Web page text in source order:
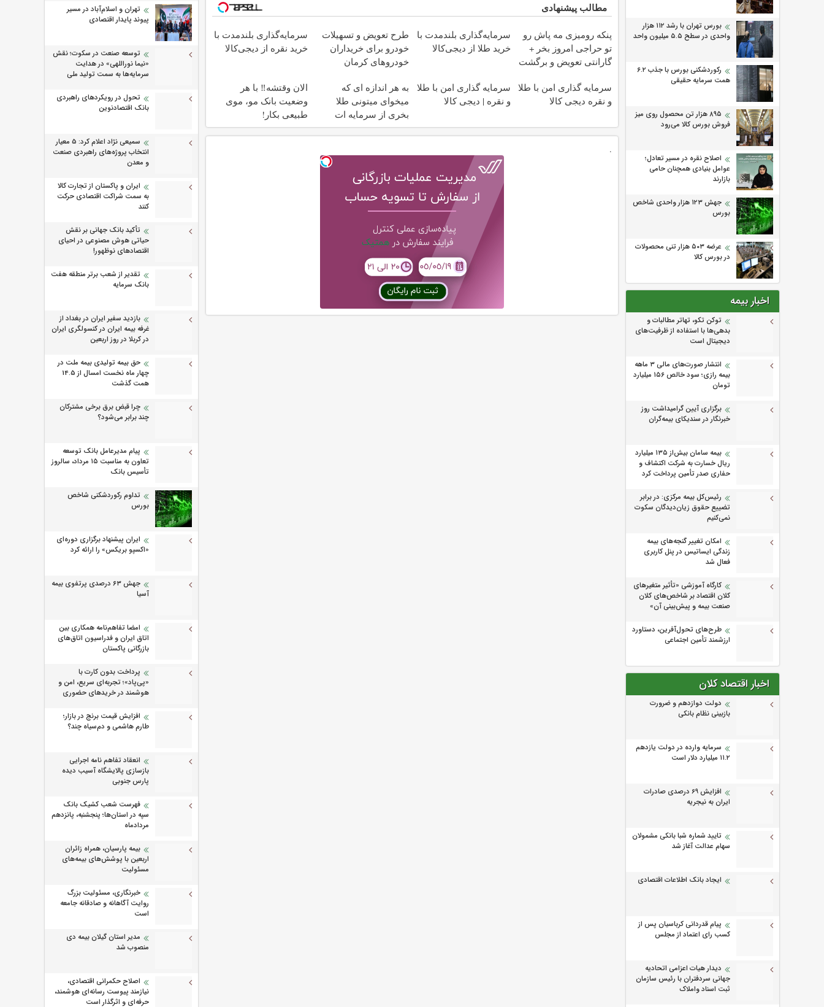
بورس تهران با رشد ۱۱۲ هزار
واحدی در سطح ۵.۵ میلیون واحد
رکوردشکنی بورس با جذب ۶.۲
همت سرمایه حقیقی
۸۹۵ هزار تن محصول روی میز
فروش بورس کالا می‌‌رود
اصلاح نقره در مسیر تعادل؛
عوامل بنیادی همچنان حامی
بازارند
جهش ۱۲۳ هزار واحدی شاخص
بورس
عرضه ۵۰۳ هزار تنی محصولات
در بورس کالا
اخبار بیمه
توکن تکو، تهاتر مطالبات و
بدهی‌ها با استفاده از ظرفیت‌های
دیجیتال است
انتشار صورت‌های مالی ۳ ماهه
بیمه رازی؛ سود خالص ۱۵۶ میلیارد
تومان
برگزاری آیین گرامیداشت روز
خبرنگار در سندیکای بیمه‌گران
بیمه سامان بیش‌از ۱۳۵ میلیارد
ریال خسارت به شرکت اکتشاف و
حفاری صدر تأمین پرداخت کرد
رئیس‌کل بیمه مرکزی: در برابر
تضییع حقوق زیان‌دیدگان سکوت
نمی‌کنیم
امکان تغییر گنجه‌های بیمه
زندگی ایساتیس در پنل کاربری
فعال شد
كارگاه آموزشی «تأثیر متغیرهای
كلان اقتصاد بر شاخص‌های كلان
صنعت بیمه و پیش‌بینی آن»
طرح‌های تحول‌آفرین، دستاورد
ارزشمند تأمین اجتماعی
اخبار اقتصاد کلان
دولت دوازدهم و ضرورت
بازبینی نظام بانکی
سرمایه وارده در دولت یازدهم
۱۱.۲ میلیارد دلار است
افزایش 69 درصدی صادرات
ایران به نیجریه
تایید شماره شبا بانکی مشمولان
سهام عدالت آغاز شد
ایجاد بانک اطلاعات اقتصادی
پیام قدردانی کرباسیان پس از
کسب رای اعتماد از مجلس
دیدار هیات اعزامی اتحادیه
جهانی سردفتران با رئیس سازمان
ثبت اسناد واملاک
مطالب پیشنهادی
پنکه رومیزی مه پاش رو
تو حراجی امروز بخر +
گارانتی تعویض و برگشت
سرمایه‌گذاری بلندمدت با
خرید طلا از دیجی‌کالا
طرح تعویض و تسهیلات
خودرو برای خریداران
خودروهای کرمان
سرمایه‌گذاری بلندمدت با
خرید نقره از دیجی‌کالا
سرمایه گذاری امن با طلا
و نقره دیجی کالا
سرمایه گذاری امن با طلا
و نقره | دیجی کالا
به هر اندازه ای که
میخوای میتونی طلا
بخری از سرمایه ات
محافظت کنی
الان وقتشه‼️ با هر
وضعیت بانک مو، موی
طبیعی بکار!
.
تهران و اسلام‌آباد در مسیر
پیوند پایدار اقتصادی
توسعه صنعت در سکوت؛ نقش
«نیما نوراللهی» در هدایت
سرمایه‌ها به سمت تولید ملی
تحول در رویکردهای راهبردی
بانک اقتصادنوین
سمیعی‌ نژاد اعلام کرد: 5 معیار
انتخاب پروژه‌های راهبردی صنعت
و معدن
ایران و پاکستان از تجارت کالا
به سمت شراکت اقتصادی حرکت
کنند
تأکید بانک جهانی بر نقش
حیاتی هوش مصنوعی در احیای
اقتصادهای نوظهور!
تقدیر از شعب برتر منطقه هفت
بانک سرمایه
بازدید سفیر ایران در بغداد از
غرفه بیمه ایران در کنسولگری ایران
در کربلا در روز اربعین
حق بیمه تولیدی بیمه ملت در
چهار ماه نخست امسال از 14.5
همت گذشت
چرا قبض برق برخی مشترکان
چند برابر می‌شود؟
پیام مدیرعامل بانک توسعه
تعاون به مناسبت ۱۵ مرداد، سالروز
تأسیس بانک
تداوم رکوردشکنی شاخص
بورس
ایران پیشنهاد برگزاری دوره‌ای
«اکسپو بریکس» را ارائه کرد
جهش ۶۳ درصدی پرتفوی بیمه
آسیا
امضا تفاهم‌نامه همکاری بین
اتاق ایران و فدراسیون اتاق‌های
بازرگانی پاکستان
پرداخت بدون کارت با
«پی‌پاد»؛ تجربه‌ای سریع، امن و
هوشمند در خریدهای حضوری
افزایش قیمت برنج در بازار؛
طارم هاشمی و دم‌سیاه چند؟
انعقاد تفاهم نامه اجرایی
بازسازی پالایشگاه آسیب دیده
پارس جنوبی
فهرست شعب کشیک بانک
سپه در استان‌ها؛ پنجشنبه، پانزدهم
مردادماه
بیمه پارسیان، همراه زائران
اربعین با پوشش‌های بیمه‌های
مسئولیت
خبرنگاری، مسئولیت بزرگ
روایت آگاهانه و صادقانه جامعه
است
مدیر استان گیلان بیمه دی
منصوب شد
اصلاح حکمرانی اقتصادی،
نیازمند پیوست رسانه‌ای هوشمند،
حرفه‌ای و اثرگذار است